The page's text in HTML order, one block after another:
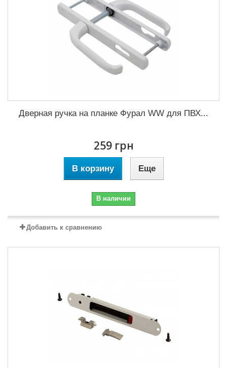
Дверная ручка на планке Фурал WW для ПВХ...
259 грн
В корзину Еще
В наличии
Добавить к сравнению